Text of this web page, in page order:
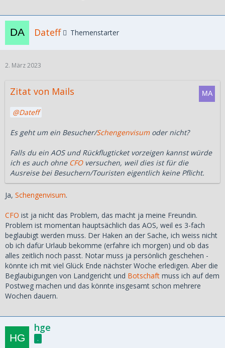
Dateff Themenstarter
2. März 2023
Zitat von Mails
Dateff
Es geht um ein Besucher/Schengenvisumoder nicht?
Falls du ein AOS und Rückflugticket vorzeigen kannst würde
ich es auch ohne CFOversuchen, weil dies ist für die
Ausreise bei Besuchern/Touristen eigentlich keine Pflicht.
Ja, Schengenvisum.
CFO ist ja nicht das Problem, das macht ja meine Freundin.
Problem ist momentan hauptsächlich das AOS, weil es 3-fach
beglaubigt werden muss. Der Haken an der Sache, ich weiss nicht
ob ich dafür Urlaub bekomme (erfahre ich morgen) und ob das
alles zeitlich noch passt. Notar muss ja persönlich geschehen -
könnte ich mit viel Glück Ende nächster Woche erledigen. Aber die
Beglaubigungen von Landgericht und Botschaft muss ich auf dem
Postweg machen und das könnte insgesamt schon mehrere
Wochen dauern.
hge
.